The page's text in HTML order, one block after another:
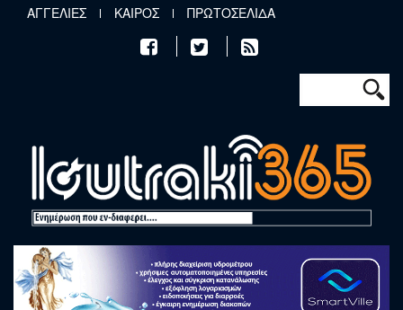
Παράκαμψη προς το κυρίως περιεχόμενο
ΑΓΓΕΛΙΕΣ ΚΑΙΡΟΣ ΠΡΩΤΟΣΕΛΙΔΑ
Φόρμα
Αναζήτηση